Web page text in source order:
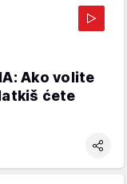
Ako volite
ćete